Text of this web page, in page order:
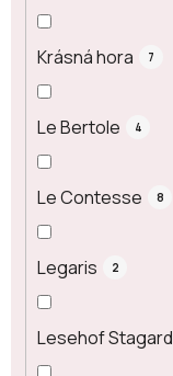
Krásná hora 7
Le Bertole 4
Le Contesse 8
Legaris 2
Lesehof Stagard